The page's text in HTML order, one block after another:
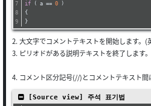
if ( a == 0 )
{
}
2. 大文字でコメントテキストを開始します。(
3. ピリオドがある説明テキストを終了します
4. コメント区分記号(//)とコメントテキスト間
[Source view] 주석 표기법